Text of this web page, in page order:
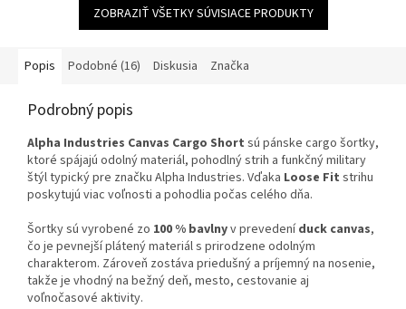
ZOBRAZIŤ VŠETKY SÚVISIACE PRODUKTY
Popis Podobné (16) Diskusia Značka
Podrobný popis
Alpha Industries Canvas Cargo Short sú pánske cargo šortky,
ktoré spájajú odolný materiál, pohodlný strih a funkčný military
štýl typický pre značku Alpha Industries. Vďaka Loose Fit strihu
poskytujú viac voľnosti a pohodlia počas celého dňa.
Šortky sú vyrobené zo 100 % bavlnyv prevedeníduck canvas,
čo je pevnejší plátený materiál s prirodzene odolným
charakterom. Zároveň zostáva priedušný a príjemný na nosenie,
takže je vhodný na bežný deň, mesto, cestovanie aj
voľnočasové aktivity.